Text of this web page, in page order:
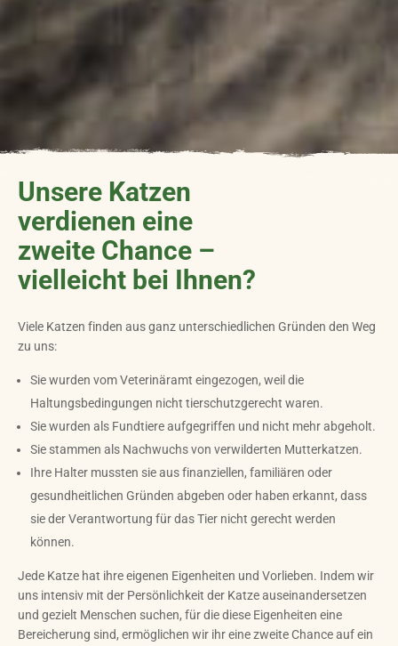
Unsere Katzen
verdienen eine
zweite Chance –
vielleicht bei Ihnen?
Viele Katzen finden aus ganz unterschiedlichen Gründen den Weg
zu uns:
Sie wurden vom Veterinäramt eingezogen, weil die
Haltungsbedingungen nicht tierschutzgerecht waren.
Sie wurden als Fundtiere aufgegriffen und nicht mehr abgeholt.
Sie stammen als Nachwuchs von verwilderten Mutterkatzen.
Ihre Halter mussten sie aus finanziellen, familiären oder
gesundheitlichen Gründen abgeben oder haben erkannt, dass
sie der Verantwortung für das Tier nicht gerecht werden
können.
Jede Katze hat ihre eigenen Eigenheiten und Vorlieben. Indem wir
uns intensiv mit der Persönlichkeit der Katze auseinandersetzen
und gezielt Menschen suchen, für die diese Eigenheiten eine
Bereicherung sind, ermöglichen wir ihr eine zweite Chance auf ein